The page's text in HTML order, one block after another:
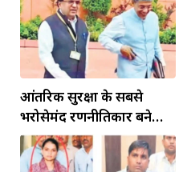
आंतरिक सुरक्षा के सबसे
भरोसेमंद रणनीतिकार बने
रहेंगे गोविंद मोहन